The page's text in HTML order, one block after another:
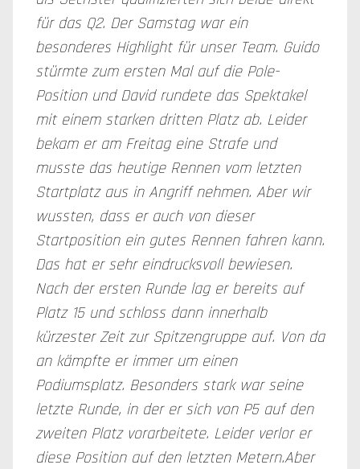
für das Q2. Der Samstag war ein
besonderes Highlight für unser Team. Guido
stürmte zum ersten Mal auf die Pole-
Position und David rundete das Spektakel
mit einem starken dritten Platz ab. Leider
bekam er am Freitag eine Strafe und
musste das heutige Rennen vom letzten
Startplatz aus in Angriff nehmen. Aber wir
wussten, dass er auch von dieser
Startposition ein gutes Rennen fahren kann.
Das hat er sehr eindrucksvoll bewiesen.
Nach der ersten Runde lag er bereits auf
Platz 15 und schloss dann innerhalb
kürzester Zeit zur Spitzengruppe auf. Von da
an kämpfte er immer um einen
Podiumsplatz. Besonders stark war seine
letzte Runde, in der er sich von P5 auf den
zweiten Platz vorarbeitete. Leider verlor er
diese Position auf den letzten Metern.Aber